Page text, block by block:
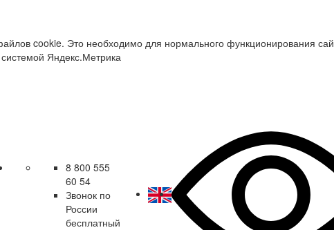
cookie. Это необходимо для нормального функционирования
Яндекс.Метрика
8 800 555
60 54
Звонок по
России
бесплатный